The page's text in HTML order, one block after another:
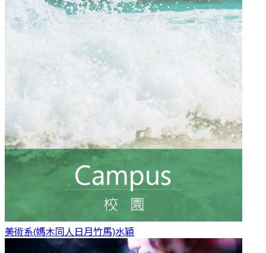
美術系(媽木同人日月竹馬)水穎